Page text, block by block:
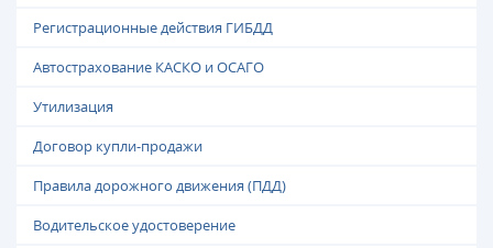
Регистрационные действия ГИБДД
Автострахование КАСКО и ОСАГО
Утилизация
Договор купли-продажи
Правила дорожного движения (ПДД)
Водительское удостоверение